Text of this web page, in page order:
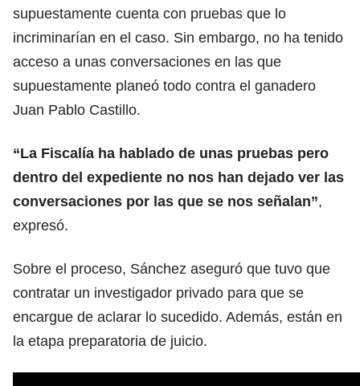
supuestamente cuenta con pruebas que lo
incriminarían en el caso. Sin embargo, no ha tenido
acceso a unas conversaciones en las que
supuestamente planeó todo contra el ganadero
Juan Pablo Castillo.
“La Fiscalía ha hablado de unas pruebas pero
dentro del expediente no nos han dejado ver las
conversaciones por las que se nos señalan”,
expresó.
Sobre el proceso, Sánchez aseguró que tuvo que
contratar un investigador privado para que se
encargue de aclarar lo sucedido. Además, están en
la etapa preparatoria de juicio.